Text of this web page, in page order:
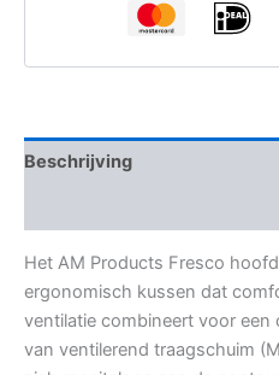
Beschrijving
Het AM Products Fresco
ergonomisch kussen dat
ventilatie combineert voor
van ventilerend traagschuim